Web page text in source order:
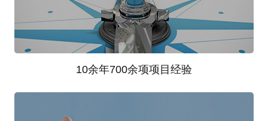
10余年700余项项目经验